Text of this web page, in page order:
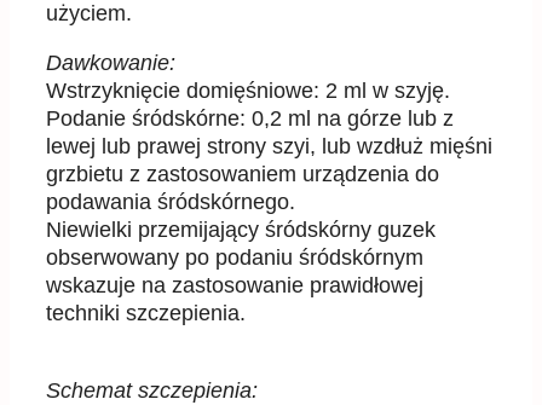
użyciem.
Dawkowanie:
Wstrzyknięcie domięśniowe: 2 ml w szyję.
Podanie śródskórne: 0,2 ml na górze lub z
lewej lub prawej strony szyi, lub wzdłuż mięśni
grzbietu z zastosowaniem urządzenia do
podawania śródskórnego.
Niewielki przemijający śródskórny guzek
obserwowany po podaniu śródskórnym
wskazuje na zastosowanie prawidłowej
techniki szczepienia.
Schemat szczepienia: